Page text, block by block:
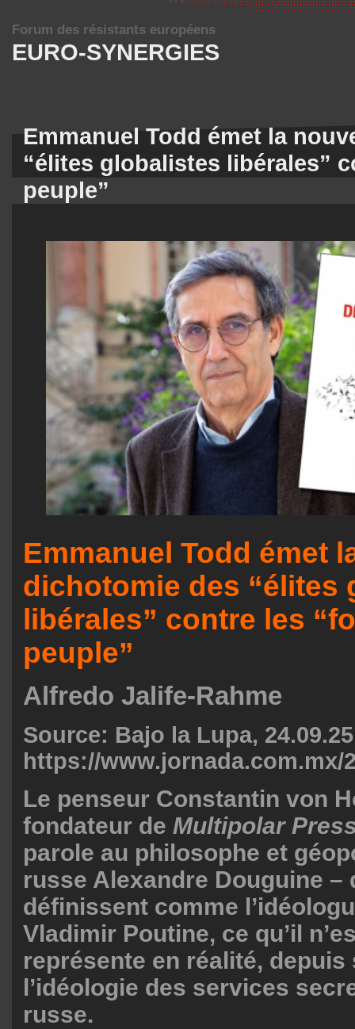
EURO-SYNERGIES
Forum des résistants européens
Emmanuel Todd émet la
“élites globalistes libérales”
peuple”
Emmanuel Todd émet
dichotomie des “élites
libérales” contre les
peuple”
Alfredo Jalife-Rahme
Source: Bajo la Lupa,
https://www.jornada.com.mx/
Le penseur Constantin von
fondateur de Multipolar
parole au philosophe et
russe Alexandre Douguine –
définissent comme
Vladimir Poutine, ce qu’il
représente en réalité, depuis
l’idéologie des services
russe.